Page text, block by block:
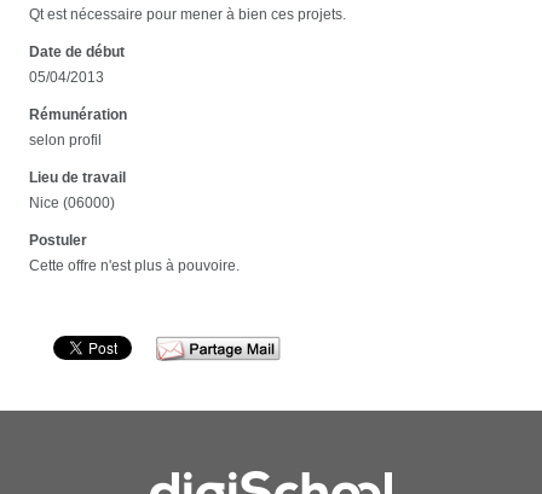
Qt est nécessaire pour mener à bien ces projets.
Date de début
05/04/2013
Rémunération
selon profil
Lieu de travail
Nice (06000)
Postuler
Cette offre n'est plus à pouvoire.